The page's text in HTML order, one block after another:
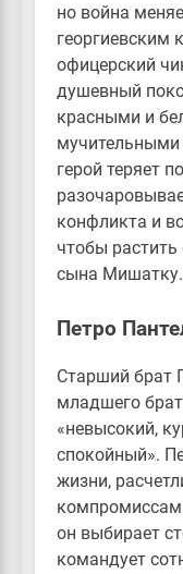
но война
георгиевским
офицерский
душевный
красными и
герой теряет
конфликта и
чтобы растить
сына Мишатку.
Петро
Старший брат
младшего
«невысокий,
спокойный».
жизни,
он выбирает
командует